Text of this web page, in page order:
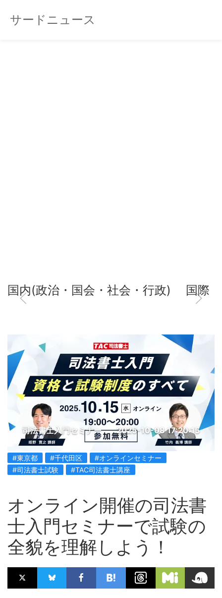
サードニュース
国内(政治・国会・社会・行政) 国際
司法書士入門セミナー 2025-10-08 17:20:15
#東京都 #千代田区
#オンラインセミナー
#司法書士試験
#TAC司法書士講座
オンライン開催の司法書
士入門セミナーで試験の
全貌を理解しよう！